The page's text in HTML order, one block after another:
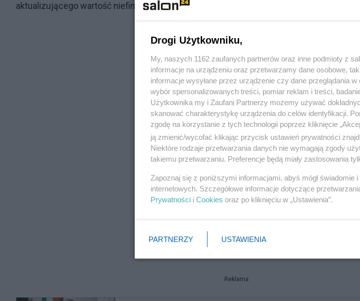
aktualizującego wartość niefinansowych aktywów trwałych w łącznej wysokości 6,4
Reklama
Drogi Użytkowniku,
My, naszych 1162 zaufanych partnerów oraz inne podmioty z
informacje na urządzeniu oraz przetwarzamy dane osobowe,
informacje wysyłane przez urządzenie czy dane przeglądania
wybór spersonalizowanych treści, pomiar reklam i treści,
Użytkownika my i Zaufani Partnerzy możemy używać
skanować charakterystykę urządzenia do celów identyfikacji.
zgodę na korzystanie z tych technologii poprzez kliknięcie
ją zmienić/wycofać klikając przycisk ustawień prywatności
Niektóre rodzaje przetwarzania danych nie wymagają zgody
takiemu przetwarzaniu. Preferencje będą miały zastosowania
Zapoznaj się z poniższymi informacjami, abyś mógł
internetowych. Szczegółowe informacje dotyczące
Prywatności i Cookies oraz po kliknięciu w „Ustawienia”.
PARTNERZY USTAWIENIA